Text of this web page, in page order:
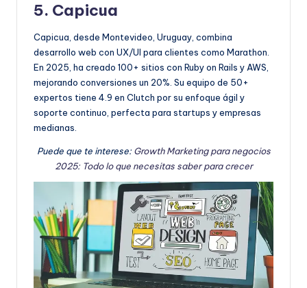
5. Capicua
Capicua, desde Montevideo, Uruguay, combina
desarrollo web con UX/UI para clientes como Marathon.
En 2025, ha creado 100+ sitios con Ruby on Rails y AWS,
mejorando conversiones un 20%. Su equipo de 50+
expertos tiene 4.9 en Clutch por su enfoque ágil y
soporte continuo, perfecta para startups y empresas
medianas.
Puede que te interese:Growth Marketing para negocios
2025: Todo lo que necesitas saber para crecer